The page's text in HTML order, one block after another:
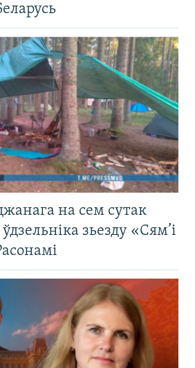
на сем сутак
зьезду «Сям’і